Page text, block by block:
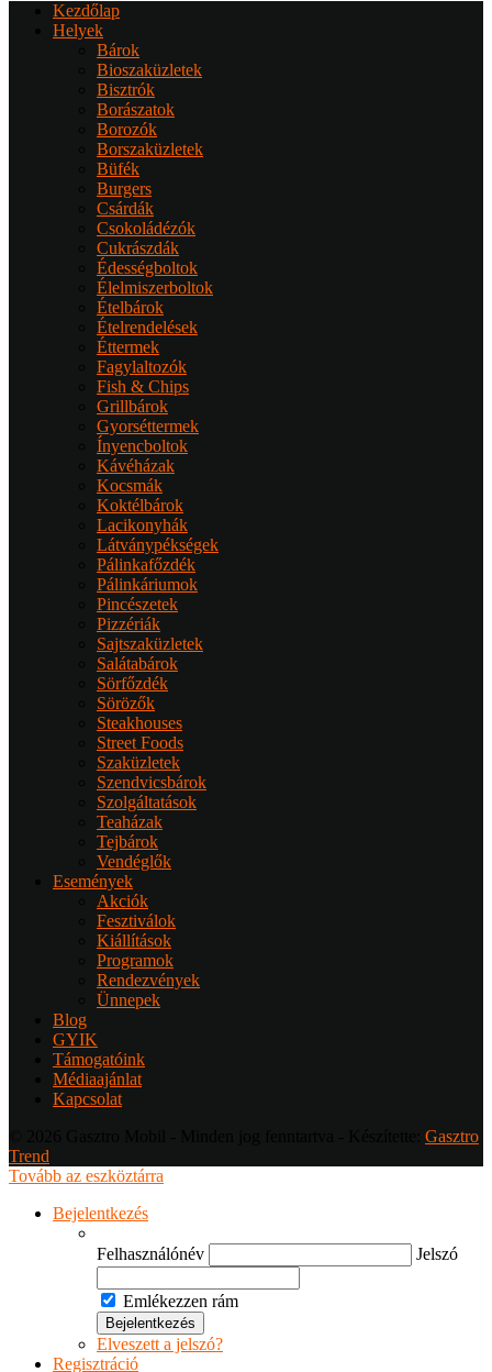
Kezdőlap
Helyek
Bárok
Bioszaküzletek
Bisztrók
Borászatok
Borozók
Borszaküzletek
Büfék
Burgers
Csárdák
Csokoládézók
Cukrászdák
Édességboltok
Élelmiszerboltok
Ételbárok
Ételrendelések
Éttermek
Fagylaltozók
Fish & Chips
Grillbárok
Gyorséttermek
Ínyencboltok
Kávéházak
Kocsmák
Koktélbárok
Lacikonyhák
Látványpékségek
Pálinkafőzdék
Pálinkáriumok
Pincészetek
Pizzériák
Sajtszaküzletek
Salátabárok
Sörfőzdék
Sörözők
Steakhouses
Street Foods
Szaküzletek
Szendvicsbárok
Szolgáltatások
Teaházak
Tejbárok
Vendéglők
Események
Akciók
Fesztiválok
Kiállítások
Programok
Rendezvények
Ünnepek
Blog
GYIK
Támogatóink
Médiaajánlat
Kapcsolat
Gasztro
Trend
Tovább az eszköztárra
Bejelentkezés
Felhasználónév Jelszó
Emlékezzen rám
Elveszett a jelszó?
Regisztráció